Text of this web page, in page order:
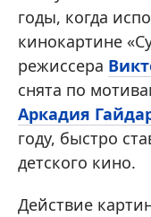
годы, когда
кинокартине
режиссера
снята по
Аркадия
году, быстро
детского кино.
Действие